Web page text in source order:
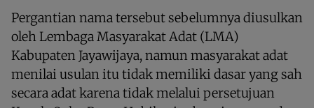
Pergantian nama tersebut sebelumnya diusulkan
oleh Lembaga Masyarakat Adat (LMA)
Kabupaten Jayawijaya, namun masyarakat adat
menilai usulan itu tidak memiliki dasar yang sah
secara adat karena tidak melalui persetujuan